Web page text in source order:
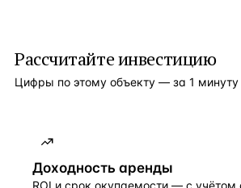
Рассчитайте инвестицию
Цифры по этому объекту — за 1 минуту
Доходность аренды
ROI и срок окупаемости — с учётом